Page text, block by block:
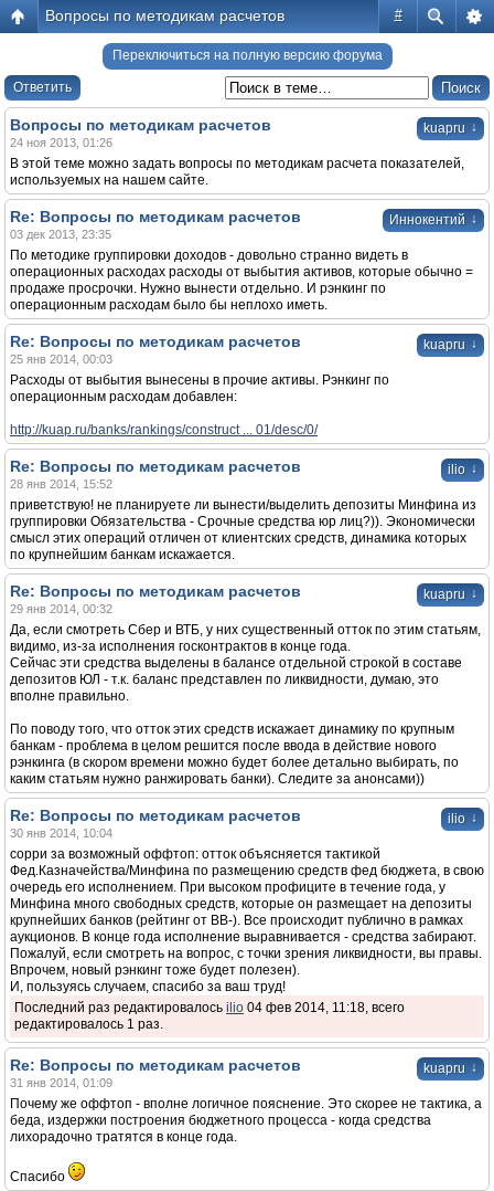
#
Вопросы по методикам расчетов
Переключиться на полную версию форума
Ответить
kuapru ↓
Вопросы по методикам расчетов
24 ноя 2013, 01:26
В этой теме можно задать вопросы по методикам расчета показателей,
используемых на нашем сайте.
Иннокентий ↓
Re: Вопросы по методикам расчетов
03 дек 2013, 23:35
По методике группировки доходов - довольно странно видеть в
операционных расходах расходы от выбытия активов, которые обычно =
продаже просрочки. Нужно вынести отдельно. И рэнкинг по
операционным расходам было бы неплохо иметь.
kuapru ↓
Re: Вопросы по методикам расчетов
25 янв 2014, 00:03
Расходы от выбытия вынесены в прочие активы. Рэнкинг по
операционным расходам добавлен:
http://kuap.ru/banks/rankings/construct ... 01/desc/0/
ilio ↓
Re: Вопросы по методикам расчетов
28 янв 2014, 15:52
приветствую! не планируете ли вынести/выделить депозиты Минфина из
группировки Обязательства - Срочные средства юр лиц?)). Экономически
смысл этих операций отличен от клиентских средств, динамика которых
по крупнейшим банкам искажается.
kuapru ↓
Re: Вопросы по методикам расчетов
29 янв 2014, 00:32
Да, если смотреть Сбер и ВТБ, у них существенный отток по этим статьям,
видимо, из-за исполнения госконтрактов в конце года.
Сейчас эти средства выделены в балансе отдельной строкой в составе
депозитов ЮЛ - т.к. баланс представлен по ликвидности, думаю, это
вполне правильно.
По поводу того, что отток этих средств искажает динамику по крупным
банкам - проблема в целом решится после ввода в действие нового
рэнкинга (в скором времени можно будет более детально выбирать, по
каким статьям нужно ранжировать банки). Следите за анонсами))
ilio ↓
Re: Вопросы по методикам расчетов
30 янв 2014, 10:04
сорри за возможный оффтоп: отток объясняется тактикой
Фед.Казначейства/Минфина по размещению средств фед бюджета, в свою
очередь его исполнением. При высоком профиците в течение года, у
Минфина много свободных средств, которые он размещает на депозиты
крупнейших банков (рейтинг от ВВ-). Все происходит публично в рамках
аукционов. В конце года исполнение выравнивается - средства забирают.
Пожалуй, если смотреть на вопрос, с точки зрения ликвидности, вы правы.
Впрочем, новый рэнкинг тоже будет полезен).
И, пользуясь случаем, спасибо за ваш труд!
Последний раз редактировалось ilio 04 фев 2014, 11:18, всего
редактировалось 1 раз.
kuapru ↓
Re: Вопросы по методикам расчетов
31 янв 2014, 01:09
Почему же оффтоп - вполне логичное пояснение. Это скорее не тактика, а
беда, издержки построения бюджетного процесса - когда средства
лихорадочно тратятся в конце года.
Спасибо